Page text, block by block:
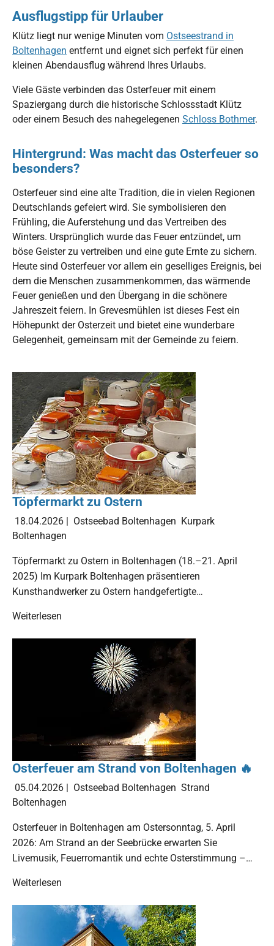
Ausflugstipp für Urlauber
Klütz liegt nur wenige Minuten vom Ostseestrand in
Boltenhagen entfernt und eignet sich perfekt für einen
kleinen Abendausflug während Ihres Urlaubs.
Viele Gäste verbinden das Osterfeuer mit einem
Spaziergang durch die historische Schlossstadt Klütz
oder einem Besuch des nahegelegenen Schloss Bothmer.
Hintergrund: Was macht das Osterfeuer so
besonders?
Osterfeuer sind eine alte Tradition, die in vielen Regionen
Deutschlands gefeiert wird. Sie symbolisieren den
Frühling, die Auferstehung und das Vertreiben des
Winters. Ursprünglich wurde das Feuer entzündet, um
böse Geister zu vertreiben und eine gute Ernte zu sichern.
Heute sind Osterfeuer vor allem ein geselliges Ereignis, bei
dem die Menschen zusammenkommen, das wärmende
Feuer genießen und den Übergang in die schönere
Jahreszeit feiern. In Grevesmühlen ist dieses Fest ein
Höhepunkt der Osterzeit und bietet eine wunderbare
Gelegenheit, gemeinsam mit der Gemeinde zu feiern.
Töpfermarkt zu Ostern
18.04.2026 | Ostseebad Boltenhagen Kurpark
Boltenhagen
Töpfermarkt zu Ostern in Boltenhagen (18.–21. April
2025) Im Kurpark Boltenhagen präsentieren
Kunsthandwerker zu Ostern handgefertigte…
Weiterlesen
Osterfeuer am Strand von Boltenhagen 🔥
05.04.2026 | Ostseebad Boltenhagen Strand
Boltenhagen
Osterfeuer in Boltenhagen am Ostersonntag, 5. April
2026: Am Strand an der Seebrücke erwarten Sie
Livemusik, Feuerromantik und echte Osterstimmung –…
Weiterlesen